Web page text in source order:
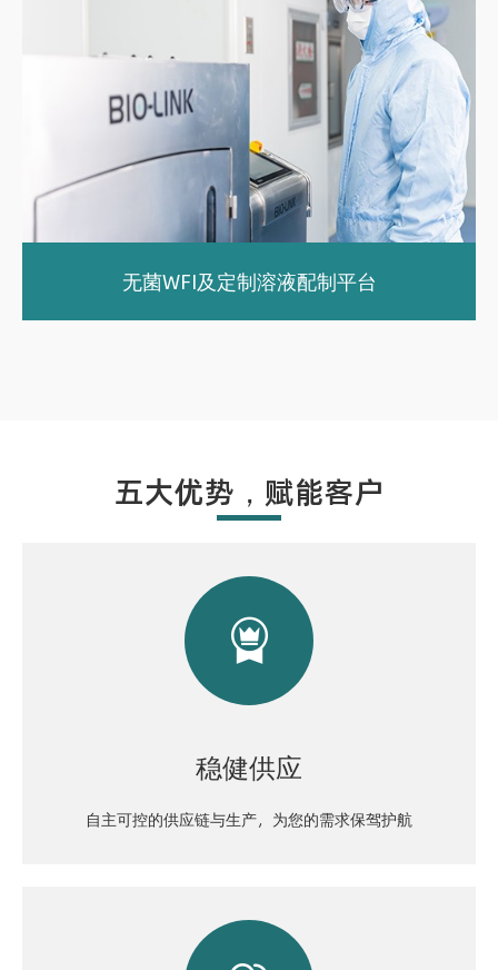
无菌WFI及定制溶液配制平台
五大优势，赋能客户

稳健供应
自主可控的供应链与生产，为您的需求保驾护航